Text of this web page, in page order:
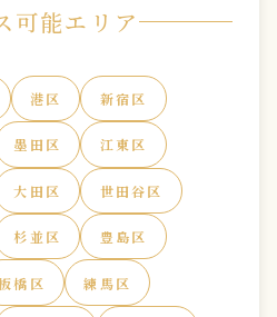
可能エリア
港区 新宿区
墨田区 江東区
大田区 世田谷区
杉並区 豊島区
橋区 練馬区